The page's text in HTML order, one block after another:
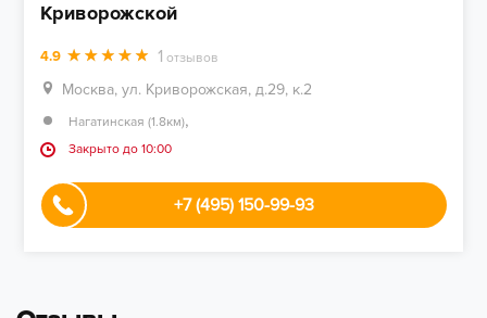
Криворожской
4.9 1 отзывов
Москва, ул. Криворожская, д.29, к.2
Нагатинская (1.8км),
Закрыто до 10:00
+7 (495) 150-99-93